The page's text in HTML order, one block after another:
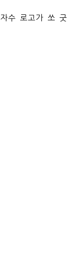
수 로고가 쏘 굿